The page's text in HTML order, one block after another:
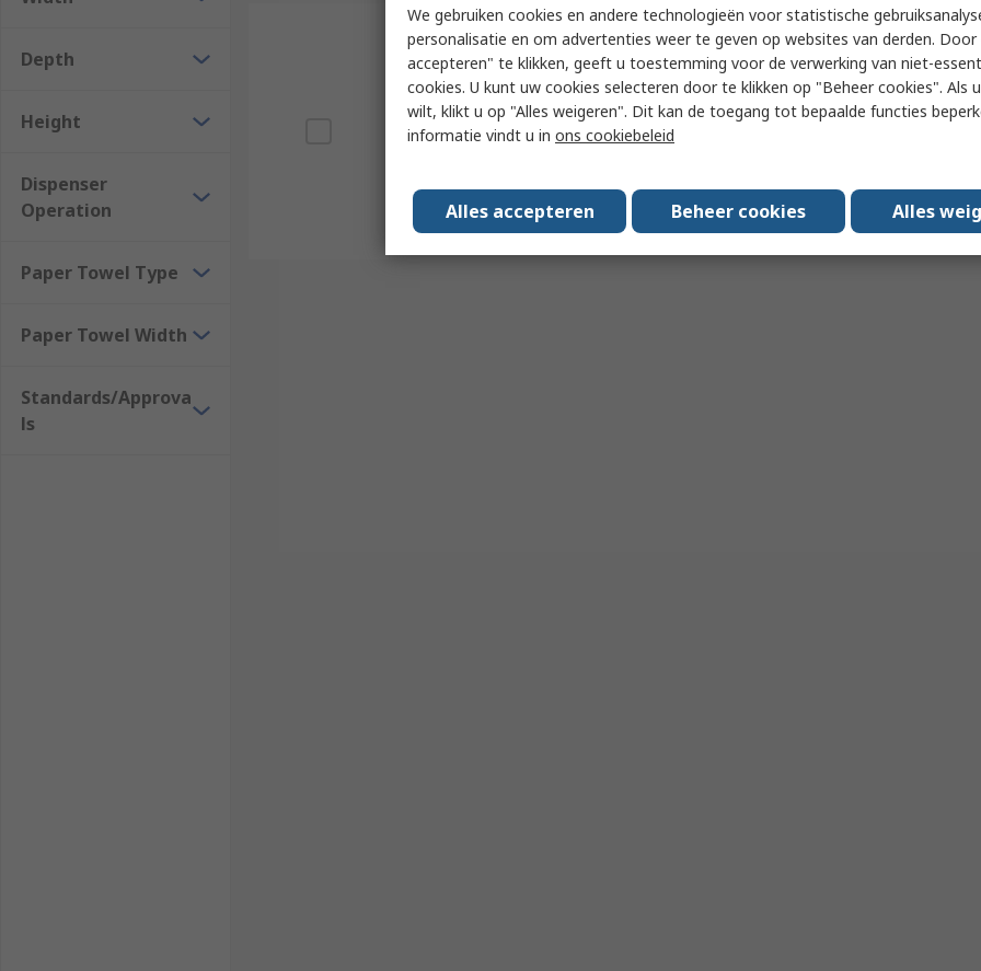
Depth
Height
Dispenser
Operation
Paper Towel Type
Paper Towel Width
Standards/Approva
ls
Op voorraad
Kimberly Clark Stainless Steel
Stainless Steel Wall Wall
Mount Paper Towel Dispenser,
118 mm x 349 mm x 237mm
Subtotaal (1 eenheid)
€ 237,79 (excl. BTW)
Aantal
We gebruiken cookies en andere technologieën voor statistische
personalisatie en om advertenties weer te geven op websites van derden. Door
accepteren" te klikken, geeft u toestemming voor de verwerking van niet-
cookies. U kunt uw cookies selecteren door te klikken op "Beheer cookies". Als
wilt, klikt u op "Alles weigeren". Dit kan de toegang tot bepaalde functies
informatie vindt u in ons cookiebeleid
Alles accepteren Beheer cookies Alles